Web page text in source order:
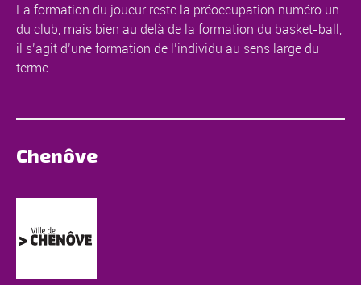
La formation du joueur reste la préoccupation numéro un
du club, mais bien au delà de la formation du basket-ball,
il s’agit d’une formation de l’individu au sens large du
terme.
Chenôve